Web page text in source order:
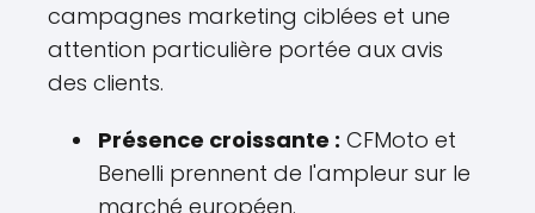
campagnes marketing ciblées et une
attention particulière portée aux avis
des clients.
Présence croissante : CFMoto et
Benelli prennent de l'ampleur sur le
marché européen.